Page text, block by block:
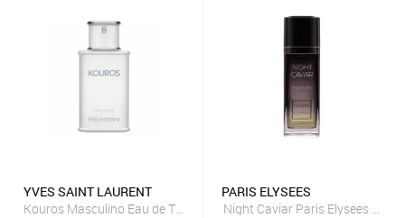
YVES SAINT LAURENT
Kouros Masculino Eau de Toilette 100ml
PARIS ELYSEES
Night Caviar Paris Elysees